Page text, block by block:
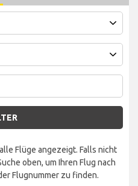
Flüge angezeigt. Falls nicht
oben, um Ihren Flug nach
Flugnummer zu finden.